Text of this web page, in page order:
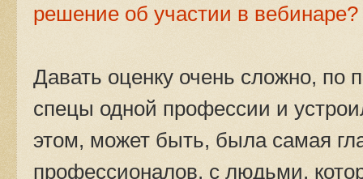
решение об участии в вебинаре?
Давать оценку очень сложно, по
спецы одной профессии и
этом, может быть, была самая
профессионалов, с людьми,